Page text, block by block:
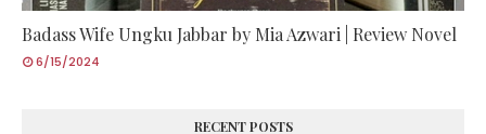
Badass Wife Ungku Jabbar by Mia Azwari | Review Novel
6/15/2024
RECENT POSTS